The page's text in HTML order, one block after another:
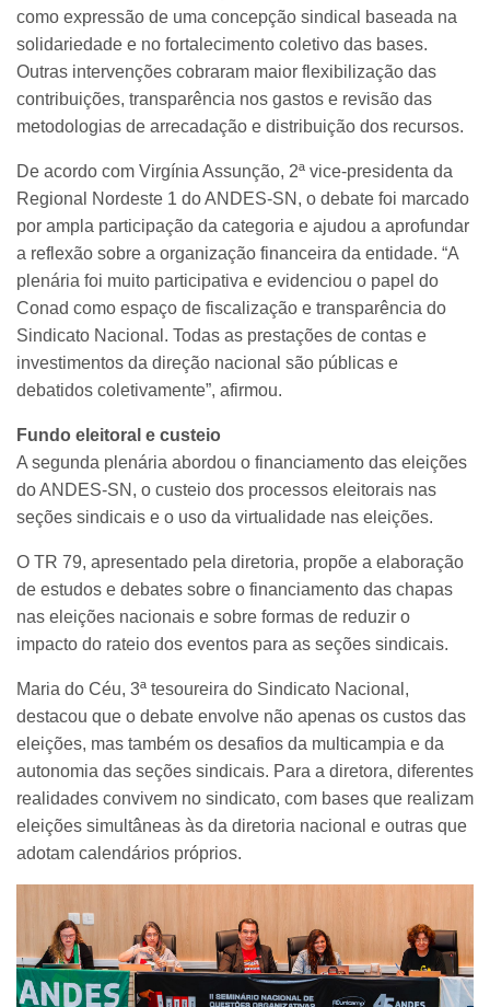
como expressão de uma concepção sindical baseada na
solidariedade e no fortalecimento coletivo das bases.
Outras intervenções cobraram maior flexibilização das
contribuições, transparência nos gastos e revisão das
metodologias de arrecadação e distribuição dos recursos.
De acordo com Virgínia Assunção, 2ª vice-presidenta da
Regional Nordeste 1 do ANDES-SN, o debate foi marcado
por ampla participação da categoria e ajudou a aprofundar
a reflexão sobre a organização financeira da entidade. “A
plenária foi muito participativa e evidenciou o papel do
Conad como espaço de fiscalização e transparência do
Sindicato Nacional. Todas as prestações de contas e
investimentos da direção nacional são públicas e
debatidos coletivamente”, afirmou.
Fundo eleitoral e custeio
A segunda plenária abordou o financiamento das eleições
do ANDES-SN, o custeio dos processos eleitorais nas
seções sindicais e o uso da virtualidade nas eleições.
O TR 79, apresentado pela diretoria, propõe a elaboração
de estudos e debates sobre o financiamento das chapas
nas eleições nacionais e sobre formas de reduzir o
impacto do rateio dos eventos para as seções sindicais.
Maria do Céu, 3ª tesoureira do Sindicato Nacional,
destacou que o debate envolve não apenas os custos das
eleições, mas também os desafios da multicampia e da
autonomia das seções sindicais. Para a diretora, diferentes
realidades convivem no sindicato, com bases que realizam
eleições simultâneas às da diretoria nacional e outras que
adotam calendários próprios.